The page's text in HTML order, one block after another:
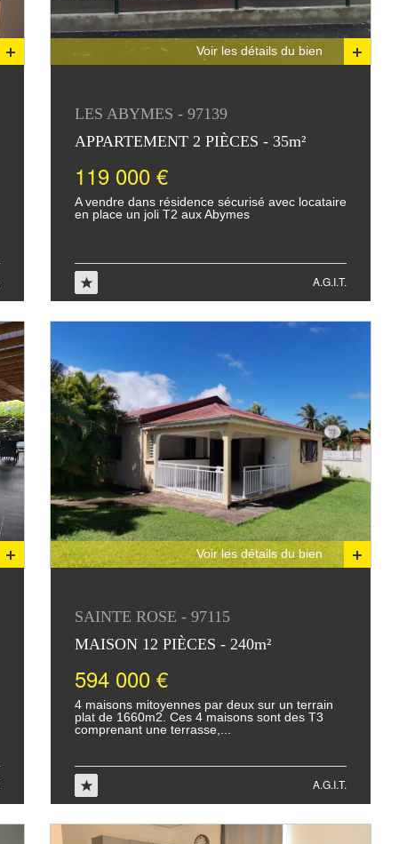
Voir les détails du bien
LES ABYMES - 97139
APPARTEMENT 2 PIÈCES - 35m²
119 000 €
A vendre dans résidence sécurisé avec locataire
en place un joli T2 aux Abymes
A.G.I.T.
Voir les détails du bien
SAINTE ROSE - 97115
MAISON 12 PIÈCES - 240m²
594 000 €
4 maisons mitoyennes par deux sur un terrain
plat de 1660m2. Ces 4 maisons sont des T3
comprenant une terrasse,...
A.G.I.T.